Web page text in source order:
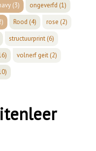
(3) ongeverfd (1)
Rood (4) rose (2)
structuurprint(6)
volnerf geit(2)